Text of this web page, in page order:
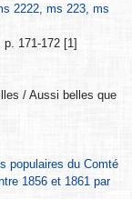
2222, ms 223, ms
p. 171-172 [1]
/ Aussi belles que
populaires du Comté
1856 et 1861 par